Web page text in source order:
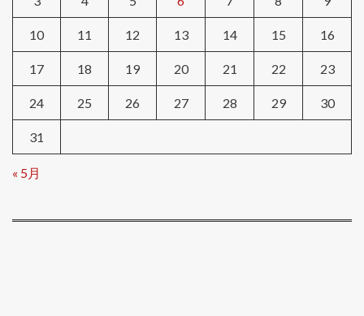
10 11 12 13 14 15 16
17 18 19 20 21 22 23
24 25 26 27 28 29 30
31
« 5月